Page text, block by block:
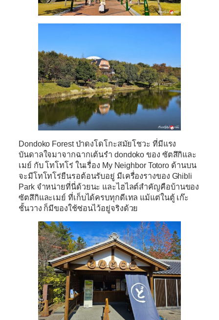
Dondoko Forestป่าดงโดโกะสมัยโชวะ ที่มีแรง
บันดาลใจมาจากฉากเต้นรำ dondoko ของ ซัตสึกิและ
เมย์ กับ โทโทโร่ ในเรื่อง My Neighbor Totoro ด้านบน
จะมีโทโทโร่ยืนรอต้อนรับอยู่ มีเครื่องรางของ Ghibli
Park จำหน่ายที่นี่ด้วยนะ และไฮไลต์สำคัญคือบ้านของ
ซัตสึกิและเมย์ ที่เก็บได้ครบทุกดีเทล แม้แต่ในตู้ เก๊ะ
ชั้นวาง ก็มีของใช้ซ่อนไว้อยู่จริงด้วย